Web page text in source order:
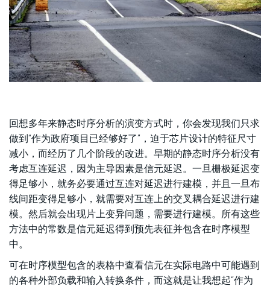
回想多年来静态时序分析的演变方式时，你会发现我们只求
做到“作为政府项目已经够好了”，迫于芯片设计的特征尺寸
减小，而经历了几个阶段的改进。早期的静态时序分析没有
考虑互连延迟，因为主导因素是信元延迟。一旦栅极延迟变
得足够小，就务必要通过互连对延迟进行建模，并且一旦布
线间距变得足够小，就需要对互连上的交叉耦合延迟进行建
模。然后就会出现片上变异问题，需要进行建模。所有这些
方法中的常数是信元延迟得到预先表征并包含在时序模型
中。
可在时序模型包含的表格中查看信元在实际电路中可能遇到
的各种外部负载和输入转换条件，而这就是让我想起“作为